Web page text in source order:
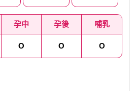
孕中 孕後 哺乳
O O O